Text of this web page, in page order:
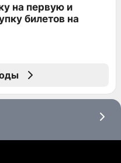
на первую и
билетов на